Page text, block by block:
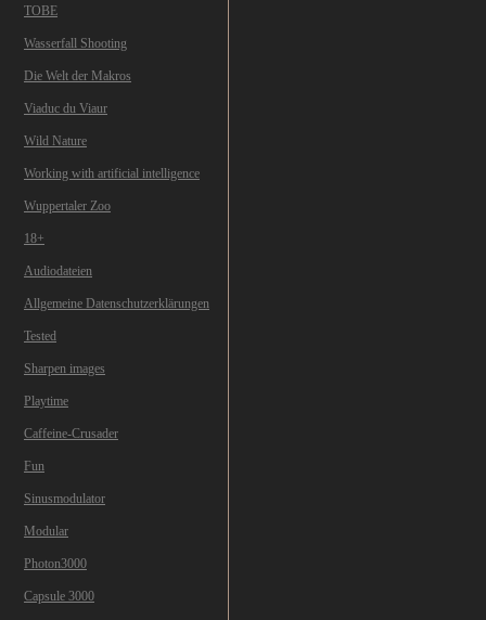
TOBE
Wasserfall Shooting
Die Welt der Makros
Viaduc du Viaur
Wild Nature
Working with artificial intelligence
Wuppertaler Zoo
18+
Audiodateien
Allgemeine Datenschutzerklärungen
Tested
Sharpen images
Playtime
Caffeine-Crusader
Fun
Sinusmodulator
Modular
Photon3000
Capsule 3000